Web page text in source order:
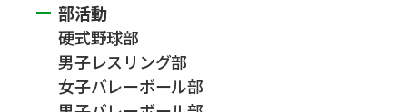
部活動
硬式野球部
男子レスリング部
女子バレーボール部